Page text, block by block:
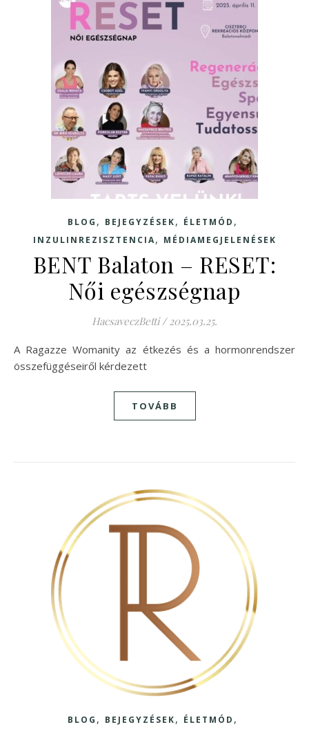
BLOG , BEJEGYZÉSEK, ÉLETMÓD ,
INZULINREZISZTENCIA, MÉDIAMEGJELENÉSEK
BENT Balaton – RESET:
Női egészségnap
HacsaveczBetti / 2025.03.25.
A Ragazze Womanity az étkezés és a hormonrendszer
összefüggéseiről kérdezett
TOVÁBB
BLOG , BEJEGYZÉSEK, ÉLETMÓD ,